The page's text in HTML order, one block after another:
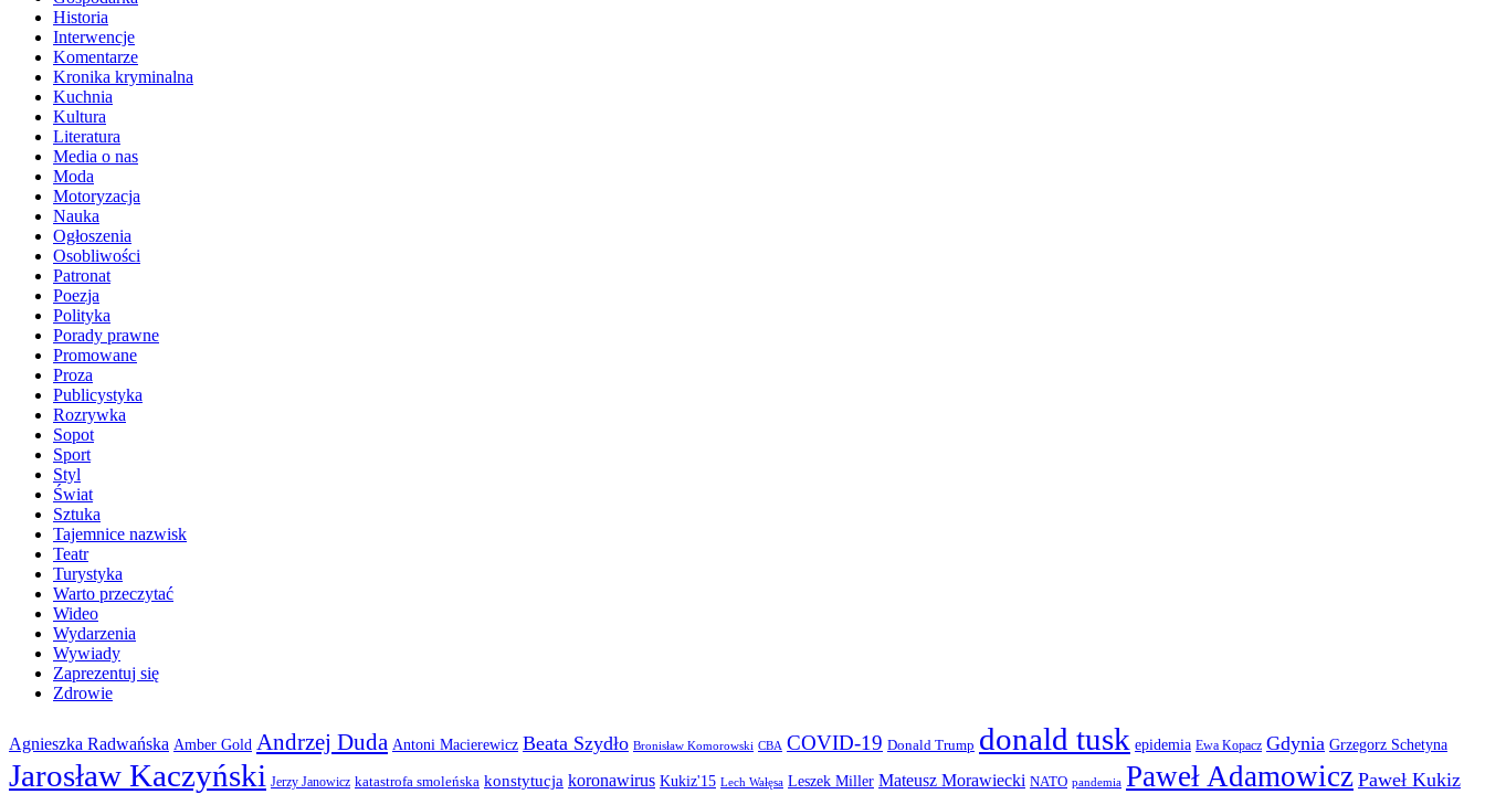
Historia
Interwencje
Komentarze
Kronika kryminalna
Kuchnia
Kultura
Literatura
Media o nas
Moda
Motoryzacja
Nauka
Ogłoszenia
Osobliwości
Patronat
Poezja
Polityka
Porady prawne
Promowane
Proza
Publicystyka
Rozrywka
Sopot
Sport
Styl
Świat
Sztuka
Tajemnice nazwisk
Teatr
Turystyka
Warto przeczytać
Wideo
Wydarzenia
Wywiady
Zaprezentuj się
Zdrowie
Agnieszka Radwańska Amber Gold Andrzej Duda Antoni Macierewicz Beata Szydło Bronisław Komorowski CBA COVID-19 Donald Trump donald tusk epidemia Ewa Kopacz Gdynia Grzegorz Schetyna
Jarosław Kaczyński Jerzy Janowicz katastrofa smoleńska konstytucja koronawirus Kukiz'15 Lech Wałęsa Leszek Miller Mateusz Morawiecki NATO pandemia Paweł Adamowicz Paweł Kukiz